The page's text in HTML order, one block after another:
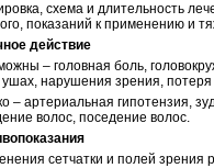
схема и длительность
показаний к применению и
действие
– головная боль,
нарушения зрения, потеря
– артериальная гипотензия,
волос, поседение волос.
сетчатки и полей зрения